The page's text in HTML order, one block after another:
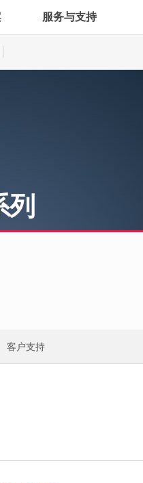
服务与支持
列
客户支持